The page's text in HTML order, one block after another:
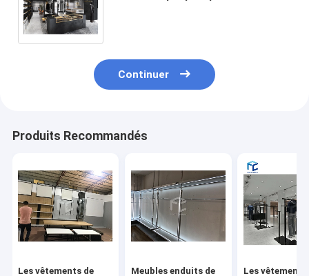
Continuer
Produits Recommandés
Les vêtements de Meubles enduits de Les vêtements